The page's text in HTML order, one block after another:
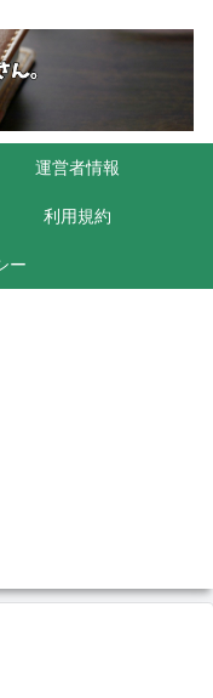
運営者情報
利用規約
ー